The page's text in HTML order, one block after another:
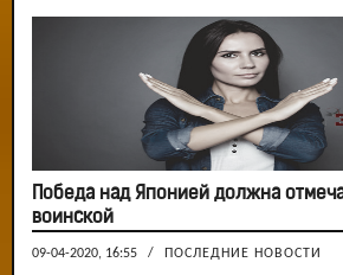
Победа над Японией должна
воинской
09-04-2020, 16:55 / ПОСЛЕДНИЕ НОВОСТИ